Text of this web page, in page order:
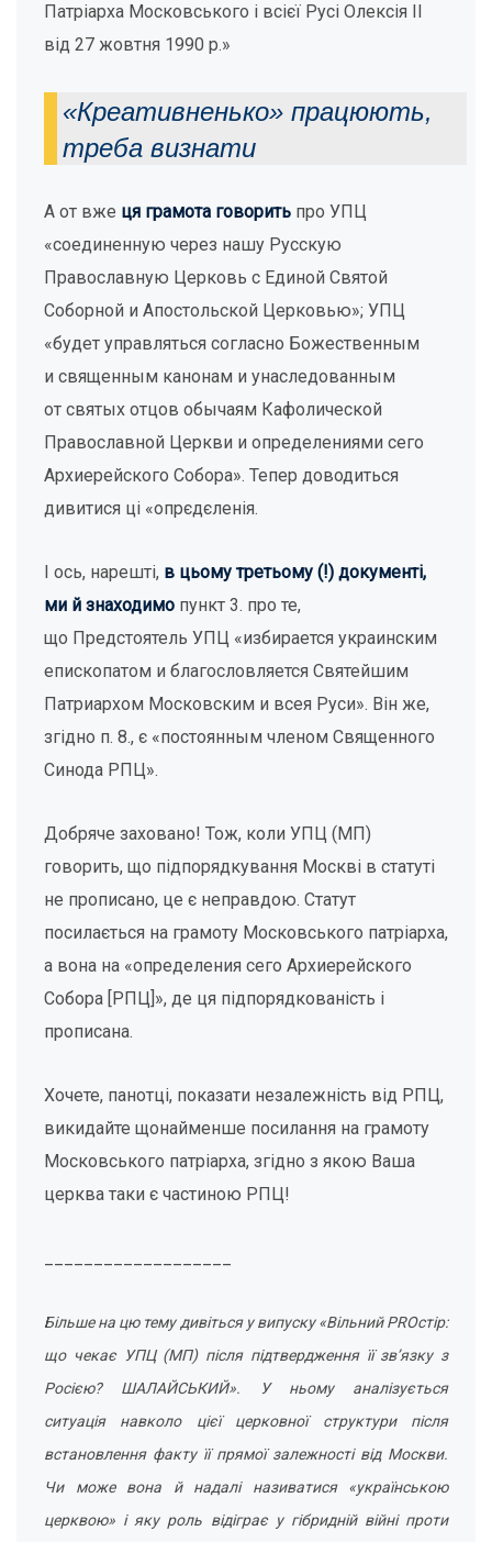
Патріарха Московського і всієї Русі Олексія II
від 27 жовтня 1990 р.»
«Креативненько» працюють,
треба визнати
А от вже ця грамота говорить про УПЦ
«соединенную через нашу Русскую
Православную Церковь с Единой Святой
Соборной и Апостольской Церковью»; УПЦ
«будет управляться согласно Божественным
и священным канонам и унаследованным
от святых отцов обычаям Кафолической
Православной Церкви и определениями сего
Архиерейского Собора». Тепер доводиться
дивитися ці «опрєдєленія.
І ось, нарешті, в цьому третьому (!) документі,
ми й знаходимо пункт 3. про те,
що Предстоятель УПЦ «избирается украинским
епископатом и благословляется Святейшим
Патриархом Московским и всея Руси». Він же,
згідно п. 8., є «постоянным членом Священного
Синода РПЦ».
Добряче заховано! Тож, коли УПЦ (МП)
говорить, що підпорядкування Москві в статуті
не прописано, це є неправдою. Статут
посилається на грамоту Московського патріарха,
а вона на «определения сего Архиерейского
Собора [РПЦ]», де ця підпорядкованість і
прописана.
Хочете, панотці, показати незалежність від РПЦ,
викидайте щонайменше посилання на грамоту
Московського патріарха, згідно з якою Ваша
церква таки є частиною РПЦ!
Більше на цю тему дивіться у випуску «Вільний PROстір:
що чекає УПЦ (МП) після підтвердження її звʼязку з
Росією? ШАЛАЙСЬКИЙ». У ньому аналізується
ситуація навколо цієї церковної структури після
встановлення факту її прямої залежності від Москви.
Чи може вона й надалі називатися «українською
церквою» і яку роль відіграє у гібридній війні проти